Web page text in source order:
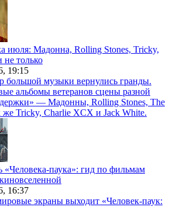
июля: Мадонна, Rolling Stones, Tricky,
только
19:15
большой музыки вернулись гранды.
альбомы ветеранов сцены разной
— Мадонны, Rolling Stones, The
же Tricky, Charlie XCX и Jack White.
«Человека-паука»: гид по фильмам
16:37
экраны выходит «Человек-паук: